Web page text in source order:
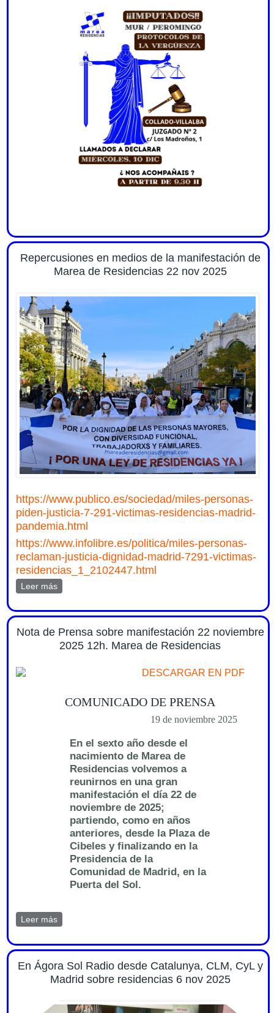
Repercusiones en medios de la manifestación de
Marea de Residencias 22 nov 2025
https://www.publico.es/sociedad/miles-personas-
piden-justicia-7-291-victimas-residencias-madrid-
pandemia.html
https://www.infolibre.es/politica/miles-personas-
reclaman-justicia-dignidad-madrid-7291-victimas-
residencias_1_2102447.html
Leer mássobre Repercusiones en medios de la manifestación de
Nota de Prensa sobre manifestación 22 noviembre
2025 12h. Marea de Residencias
DESCARGAR EN PDF
COMUNICADO DE PRENSA
19 de noviembre 2025
En el sexto año desde el
nacimiento de Marea de
Residencias volvemos a
reunirnos en una gran
manifestación el día 22 de
noviembre de 2025;
partiendo, como en años
anteriores, desde la Plaza de
Cibeles y finalizando en la
Presidencia de la
Comunidad de Madrid, en la
Puerta del Sol.
Leer mássobre Nota de Prensa sobre manifestación 22
En Ágora Sol Radio desde Catalunya, CLM, CyL y
Madrid sobre residencias 6 nov 2025